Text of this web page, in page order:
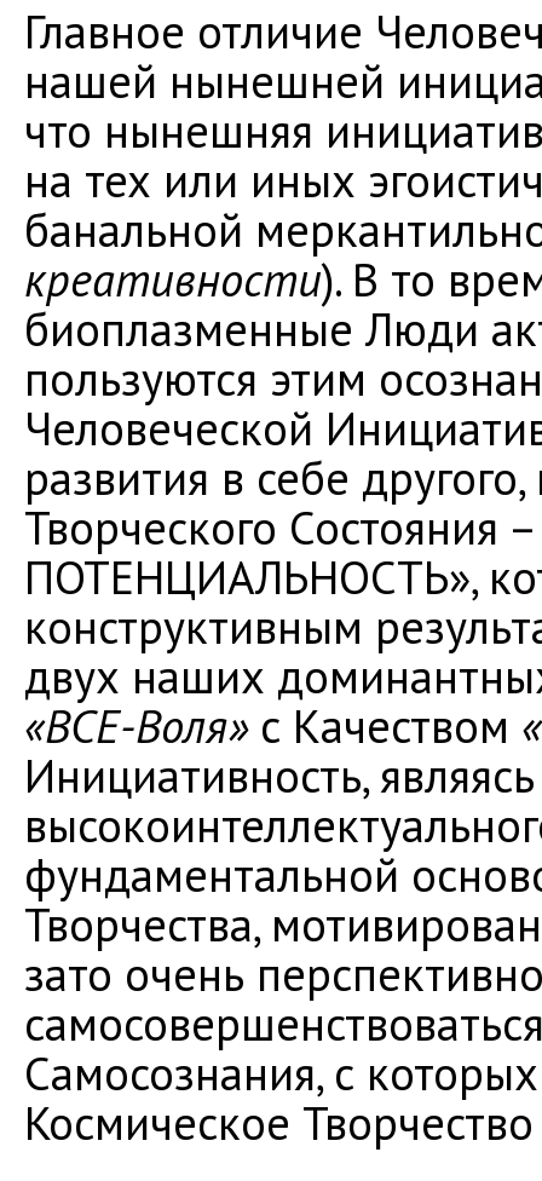
Главное отличие
нашей нынешней
что нынешняя
на тех или иных
банальной
креативности). В то
биоплазменные Люди
пользуются этим
Человеческой
развития в себе
Творческого Состояния
ПОТЕНЦИАЛЬНОСТЬ»,
конструктивным
двух наших
«ВСЕ-Воля»с Качеством
Инициативность,
фундаментальной
Творчества,
зато очень
Самосознания, с
Космическое